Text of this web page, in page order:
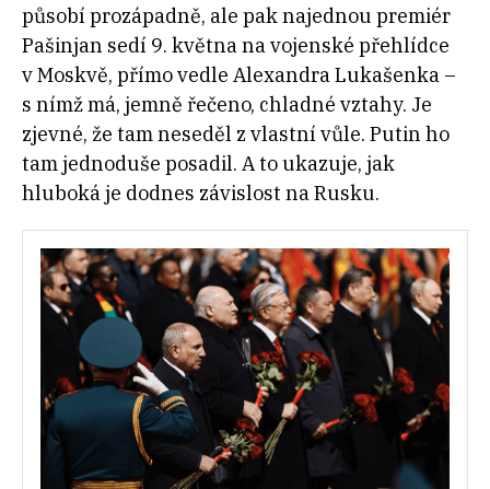
působí prozápadně, ale pak najednou premiér
Pašinjan sedí 9. května na vojenské přehlídce
v Moskvě, přímo vedle Alexandra Lukašenka –
s nímž má, jemně řečeno, chladné vztahy. Je
zjevné, že tam neseděl z vlastní vůle. Putin ho
tam jednoduše posadil. A to ukazuje, jak
hluboká je dodnes závislost na Rusku.